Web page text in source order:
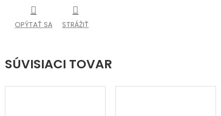
OPÝTAŤ SA STRÁŽIŤ
SÚVISIACI TOVAR